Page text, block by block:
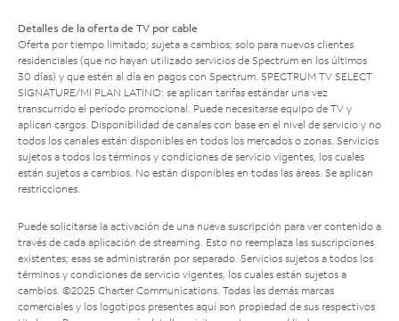
Detalles de la oferta de TV por cable
Oferta por tiempo limitado; sujeta a cambios; solo para nuevos clientes
residenciales (que no hayan utilizado servicios de Spectrum en los últimos
30 días) y que estén al día en pagos con Spectrum. SPECTRUM TV SELECT
SIGNATURE/MI PLAN LATINO: se aplican tarifas estándar una vez
transcurrido el período promocional. Puede necesitarse equipo de TV y
aplican cargos. Disponibilidad de canales con base en el nivel de servicio y no
todos los canales están disponibles en todos los mercados o zonas. Servicios
sujetos a todos los términos y condiciones de servicio vigentes, los cuales
están sujetos a cambios. No están disponibles en todas las áreas. Se aplican
restricciones.
Puede solicitarse la activación de una nueva suscripción para ver contenido a
través de cada aplicación de streaming. Esto no reemplaza las suscripciones
existentes; esas se administrarán por separado. Servicios sujetos a todos los
términos y condiciones de servicio vigentes, los cuales están sujetos a
cambios. ©2025 Charter Communications. Todas las demás marcas
comerciales y los logotipos presentes aquí son propiedad de sus respectivos